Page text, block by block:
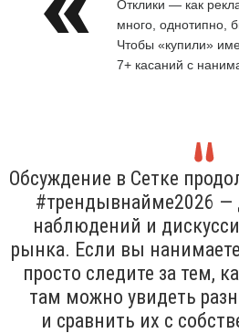
Отклики — как
много, однотипно,
Чтобы «купили»
7+ касаний с
Обсуждение в Сетке
#трендывнайме2026 —
наблюдений и
рынка. Если вы
просто следите за тем,
там можно увидеть
и сравнить их с